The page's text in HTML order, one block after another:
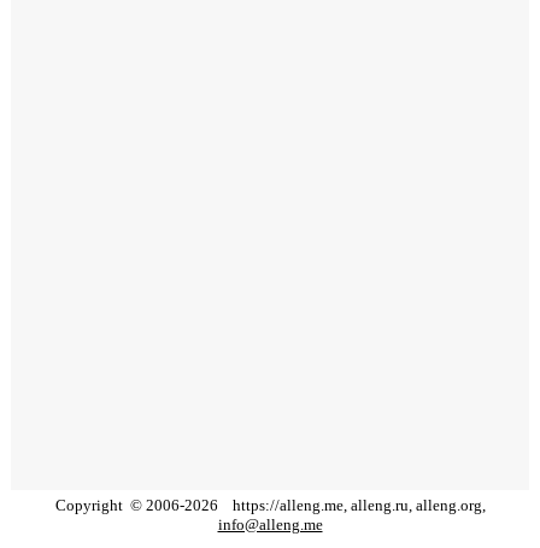
Copyright © 2006-2026
https://alleng.me, alleng.ru, alleng.org,
info@alleng.me